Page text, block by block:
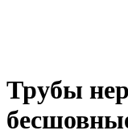
Трубы